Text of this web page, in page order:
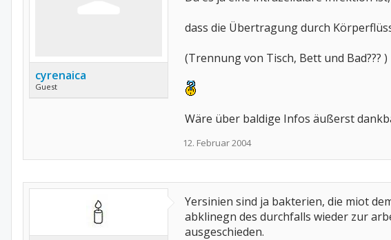
cyrenaica
Guest
dass die Übertragung durch
(Trennung von Tisch, Bett und Bad??? )
Wäre über baldige Infos äußerst
12. Februar 2004
Yersinien sind ja bakterien, die miot
abklinegn des durchfalls wieder zur
ausgeschieden.